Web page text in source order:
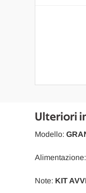
Ulteriori
Modello:
Alimentazione:
Note: KIT